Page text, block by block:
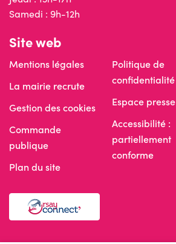
Samedi : 9h-12h
Site web
Mentions légales
La mairie recrute
Gestion des cookies
Commande
publique
Plan du site
Politique de
confidentialité
Espace presse
Accessibilité :
partiellement
conforme